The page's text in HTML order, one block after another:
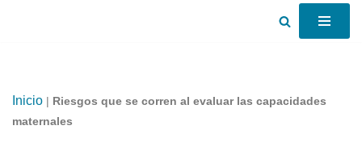
Inicio | Riesgos que se corren al evaluar las capacidades
maternales